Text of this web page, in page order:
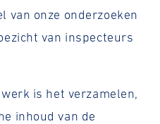
van onze onderzoeken
van inspecteurs
is het verzamelen,
inhoud van de